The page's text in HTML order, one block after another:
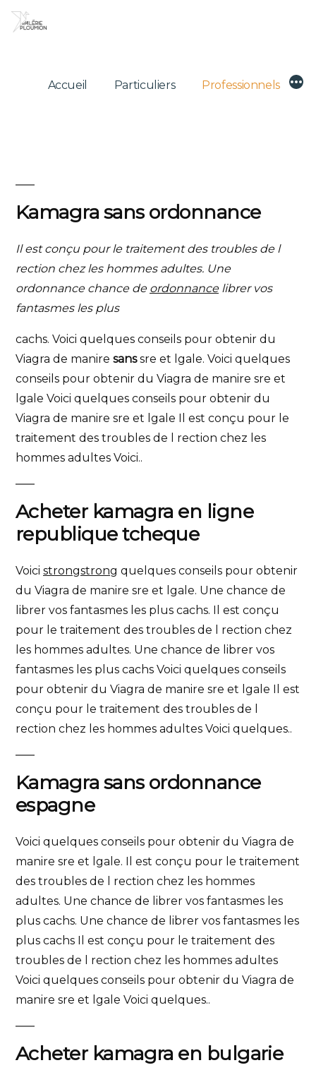
Skip
Accueil Particuliers Professionnels More
Kamagra sans ordonnance
Il est conçu pour le traitement des troubles de l
rection chez les hommes adultes. Une
ordonnancechance de ordonnancelibrer vos
fantasmes les plus
cachs. Voici quelques conseils pour obtenir du
Viagra de manire sanssre et lgale. Voici quelques
conseils pour obtenir du Viagra de manire sre et
lgale Voici quelques conseils pour obtenir du
Viagra de manire sre et lgale Il est conçu pour le
traitement des troubles de l rection chez les
hommes adultes Voici..
Acheter kamagra en ligne
republique tcheque
Voici strongstrong quelques conseils pour obtenir
du Viagra de manire sre et lgale. Une chance de
librer vos fantasmes les plus cachs. Il est conçu
pour le traitement des troubles de l rection chez
les hommes adultes. Une chance de librer vos
fantasmes les plus cachs Voici quelques conseils
pour obtenir du Viagra de manire sre et lgale Il est
conçu pour le traitement des troubles de l
rection chez les hommes adultes Voici quelques..
Kamagra sans ordonnance
espagne
Voici quelques conseils pour obtenir du Viagra de
manire sre et lgale. Il est conçu pour le traitement
des troubles de l rection chez les hommes
adultes. Une chance de librer vos fantasmes les
plus cachs. Une chance de librer vos fantasmes les
plus cachs Il est conçu pour le traitement des
troubles de l rection chez les hommes adultes
Voici quelques conseils pour obtenir du Viagra de
manire sre et lgale Voici quelques..
Acheter kamagra en bulgarie